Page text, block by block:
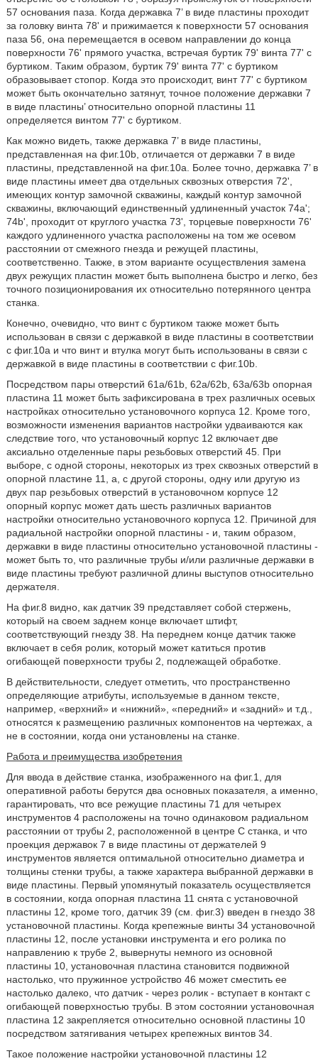
57 основания паза. Когда державка 7’ в виде пластины проходит
за головку винта 78' и прижимается к поверхности 57 основания
паза 56, она перемещается в осевом направлении до конца
поверхности 76' прямого участка, встречая буртик 79' винта 77' с
буртиком. Таким образом, буртик 79' винта 77' с буртиком
образовывает стопор. Когда это происходит, винт 77' с буртиком
может быть окончательно затянут, точное положение державки 7
в виде пластины’ относительно опорной пластины 11
определяется винтом 77' с буртиком.
Как можно видеть, также державка 7’ в виде пластины,
представленная на фиг.10b, отличается от державки 7 в виде
пластины, представленной на фиг.10а. Более точно, державка 7’ в
виде пластины имеет два отдельных сквозных отверстия 72',
имеющих контур замочной скважины, каждый контур замочной
скважины, включающий единственный удлиненный участок 74а';
74b', проходит от круглого участка 73', торцевые поверхности 76'
каждого удлиненного участка расположены на том же осевом
расстоянии от смежного гнезда и режущей пластины,
соответственно. Также, в этом варианте осуществления замена
двух режущих пластин может быть выполнена быстро и легко, без
точного позиционирования их относительно потерянного центра
станка.
Конечно, очевидно, что винт с буртиком также может быть
использован в связи с державкой в виде пластины в соответствии
с фиг.10a и что винт и втулка могут быть использованы в связи с
державкой в виде пластины в соответствии с фиг.10b.
Посредством пары отверстий 61a/61b, 62a/62b, 63a/63b опорная
пластина 11 может быть зафиксирована в трех различных осевых
настройках относительно установочного корпуса 12. Кроме того,
возможности изменения вариантов настройки удваиваются как
следствие того, что установочный корпус 12 включает две
аксиально отделенные пары резьбовых отверстий 45. При
выборе, с одной стороны, некоторых из трех сквозных отверстий в
опорной пластине 11, а, с другой стороны, одну или другую из
двух пар резьбовых отверстий в установочном корпусе 12
опорный корпус может дать шесть различных вариантов
настройки относительно установочного корпуса 12. Причиной для
радиальной настройки опорной пластины - и, таким образом,
державки в виде пластины относительно установочной пластины -
может быть то, что различные трубы и/или различные державки в
виде пластины требуют различной длины выступов относительно
держателя.
На фиг.8 видно, как датчик 39 представляет собой стержень,
который на своем заднем конце включает штифт,
соответствующий гнезду 38. На переднем конце датчик также
включает в себя ролик, который может катиться против
огибающей поверхности трубы 2, подлежащей обработке.
В действительности, следует отметить, что пространственно
определяющие атрибуты, используемые в данном тексте,
например, «верхний» и «нижний», «передний» и «задний» и т.д.,
относятся к размещению различных компонентов на чертежах, а
не в состоянии, когда они установлены на станке.
Работа и преимущества изобретения
Для ввода в действие станка, изображенного на фиг.1, для
оперативной работы берутся два основных показателя, а именно,
гарантировать, что все режущие пластины 71 для четырех
инструментов 4 расположены на точно одинаковом радиальном
расстоянии от трубы 2, расположенной в центре С станка, и что
проекция державок 7 в виде пластины от держателей 9
инструментов является оптимальной относительно диаметра и
толщины стенки трубы, а также характера выбранной державки в
виде пластины. Первый упомянутый показатель осуществляется
в состоянии, когда опорная пластина 11 снята с установочной
пластины 12, кроме того, датчик 39 (см. фиг.3) введен в гнездо 38
установочной пластины. Когда крепежные винты 34 установочной
пластины 12, после установки инструмента и его ролика по
направлению к трубе 2, вывернуты немного из основной
пластины 10, установочная пластина становится подвижной
настолько, что пружинное устройство 46 может сместить ее
настолько далеко, что датчик - через ролик - вступает в контакт с
огибающей поверхностью трубы. В этом состоянии установочная
пластина 12 закрепляется относительно основной пластины 10
посредством затягивания четырех крепежных винтов 34.
Такое положение настройки установочной пластины 12